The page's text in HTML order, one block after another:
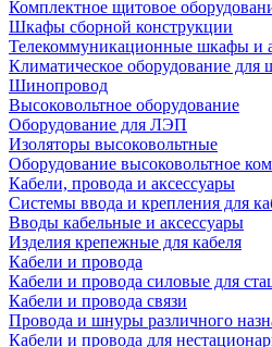
Комплектное щитовое
Шкафы сборной конструкции
Телекоммуникационные шкафы и
Климатическое оборудование
Шинопровод
Высоковольтное оборудование
Оборудование для ЛЭП
Изоляторы высоковольтные
Оборудование высоковольтное
Кабели, провода и аксессуары
Системы ввода и крепления для
Вводы кабельные и аксессуары
Изделия крепежные для кабеля
Кабели и провода
Кабели и провода силовые для
Кабели и провода связи
Провода и шнуры различного
Кабели и провода для